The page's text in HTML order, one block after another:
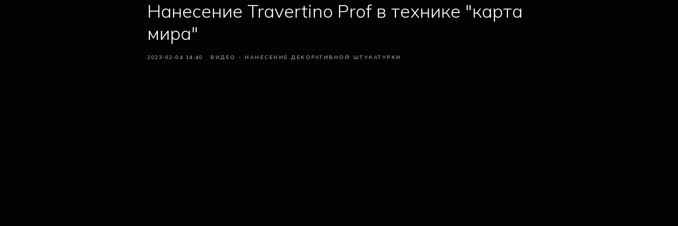
Нанесение Travertino Prof в технике "карта
мира"
2023-02-04 14:40 ВИДЕО - НАНЕСЕНИЕ ДЕКОРАТИВНОЙ ШТУКАТУРКИ